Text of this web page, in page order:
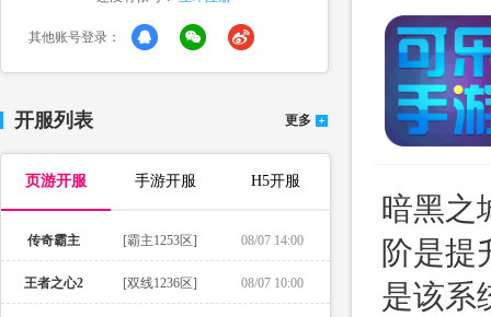
其他账号登录：
开服列表 更多
页游开服 手游开服 H5开服
传奇霸主 [霸主1253区] 08/07 14:00
王者之心2 [双线1236区] 08/07 10:00
暗黑之
阶是提
是该系